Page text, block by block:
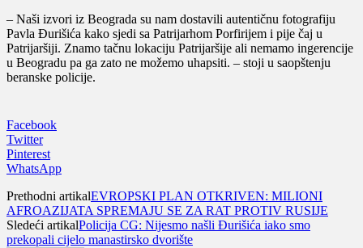
– Naši izvori iz Beograda su nam dostavili autentičnu fotografiju
Pavla Đurišića kako sjedi sa Patrijarhom Porfirijem i pije čaj u
Patrijaršiji. Znamo tačnu lokaciju Patrijaršije ali nemamo ingerencije
u Beogradu pa ga zato ne možemo uhapsiti. – stoji u saopštenju
beranske policije.
Facebook
Twitter
Pinterest
WhatsApp
Prethodni artikalEVROPSKI PLAN OTKRIVEN: MILIONI
AFROAZIJATA SPREMAJU SE ZA RAT PROTIV RUSIJE
Sledeći artikalPolicija CG: Nijesmo našli Đurišića iako smo
prekopali cijelo manastirsko dvorište